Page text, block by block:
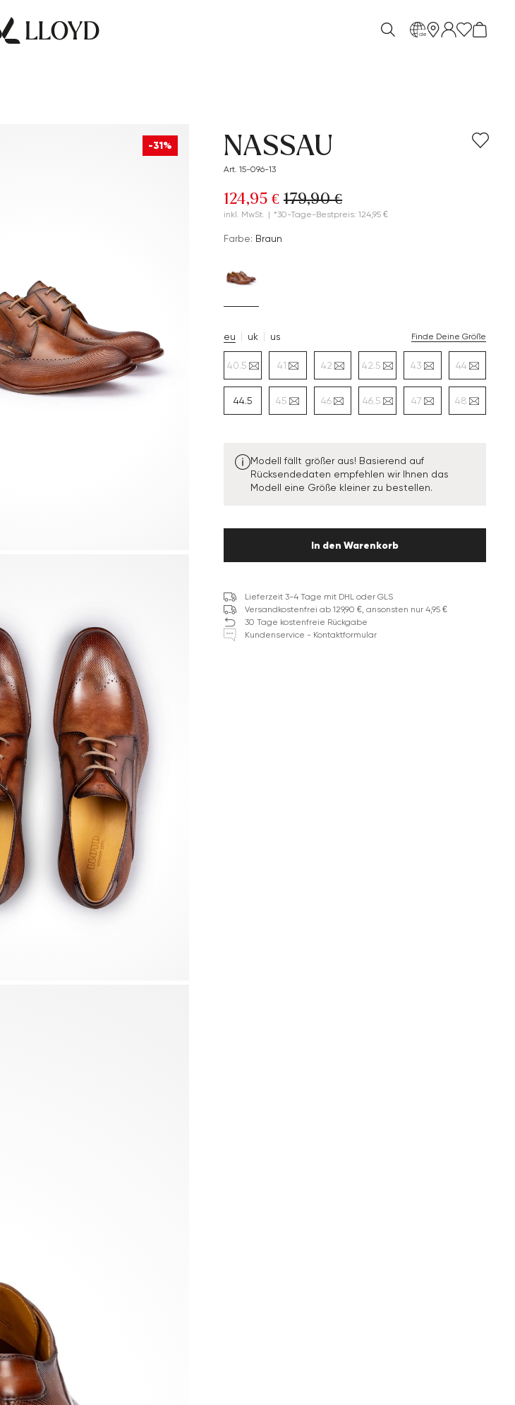
de
-31% NASSAU
Art. 15-096-13
124,95 € 179,90 €
inkl. MwSt. | *30-Tage-Bestpreis: 124,95 €
Farbe: Braun
eu uk us Finde Deine Größe
40.5 41 42 42.5 43 44
44.5 45 46 46.5 47 48
Modell fällt größer aus! Basierend auf
Rücksendedaten empfehlen wir Ihnen das
Modell eine Größe kleiner zu bestellen.
In den Warenkorb
Lieferzeit 3-4 Tage mit DHL oder GLS
Versandkostenfrei ab 129,90 €, ansonsten nur 4,95 €
30 Tage kostenfreie Rückgabe
Kundenservice - Kontaktformular